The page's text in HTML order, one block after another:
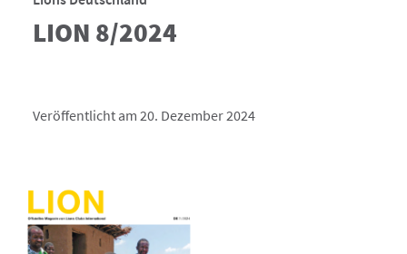
LION 8/2024
Veröffentlicht am 20. Dezember 2024